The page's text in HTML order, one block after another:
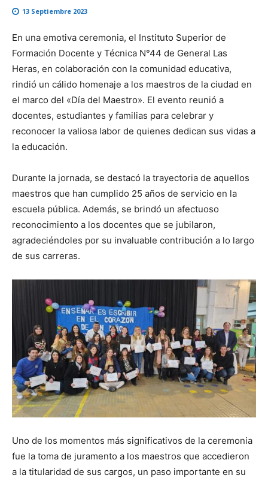
13 Septiembre 2023
En una emotiva ceremonia, el Instituto Superior de
Formación Docente y Técnica N°44 de General Las
Heras, en colaboración con la comunidad educativa,
rindió un cálido homenaje a los maestros de la ciudad en
el marco del «Día del Maestro». El evento reunió a
docentes, estudiantes y familias para celebrar y
reconocer la valiosa labor de quienes dedican sus vidas a
la educación.
Durante la jornada, se destacó la trayectoria de aquellos
maestros que han cumplido 25 años de servicio en la
escuela pública. Además, se brindó un afectuoso
reconocimiento a los docentes que se jubilaron,
agradeciéndoles por su invaluable contribución a lo largo
de sus carreras.
Uno de los momentos más significativos de la ceremonia
fue la toma de juramento a los maestros que accedieron
a la titularidad de sus cargos, un paso importante en su